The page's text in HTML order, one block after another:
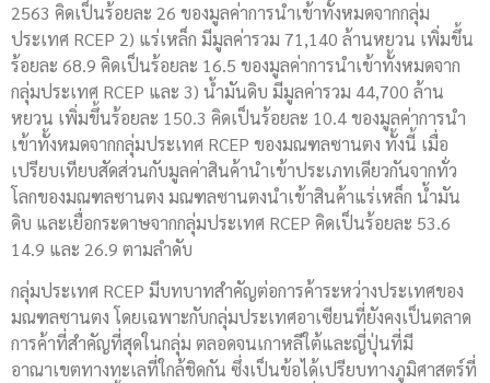
2563 คิดเป็นร้อยละ 26 ของมูลค่าการนำเข้าทั้งหมดจากกลุ่ม
ประเทศ RCEP 2) แร่เหล็ก มีมูลค่ารวม 71,140 ล้านหยวน เพิ่มขึ้น
ร้อยละ 68.9 คิดเป็นร้อยละ 16.5 ของมูลค่าการนำเข้าทั้งหมดจาก
กลุ่มประเทศ RCEP และ 3) น้ำมันดิบ มีมูลค่ารวม 44,700 ล้าน
หยวน เพิ่มขึ้นร้อยละ 150.3 คิดเป็นร้อยละ 10.4 ของมูลค่าการนำ
เข้าทั้งหมดจากกลุ่มประเทศ RCEP ของมณฑลซานตง ทั้งนี้ เมื่อ
เปรียบเทียบสัดส่วนกับมูลค่าสินค้านำเข้าประเภทเดียวกันจากทั่ว
โลกของมณฑลซานตง มณฑลซานตงนำเข้าสินค้าแร่เหล็ก น้ำมัน
ดิบ และเยื่อกระดาษจากกลุ่มประเทศ RCEP คิดเป็นร้อยละ 53.6
14.9 และ 26.9 ตามลำดับ
กลุ่มประเทศ RCEP มีบทบาทสำคัญต่อการค้าระหว่างประเทศของ
มณฑลซานตง โดยเฉพาะกับกลุ่มประเทศอาเซียนที่ยังคงเป็นตลาด
การค้าที่สำคัญที่สุดในกลุ่ม ตลอดจนเกาหลีใต้และญี่ปุ่นที่มี
อาณาเขตทางทะเลที่ใกล้ชิดกัน ซึ่งเป็นข้อได้เปรียบทางภูมิศาสตร์ที่